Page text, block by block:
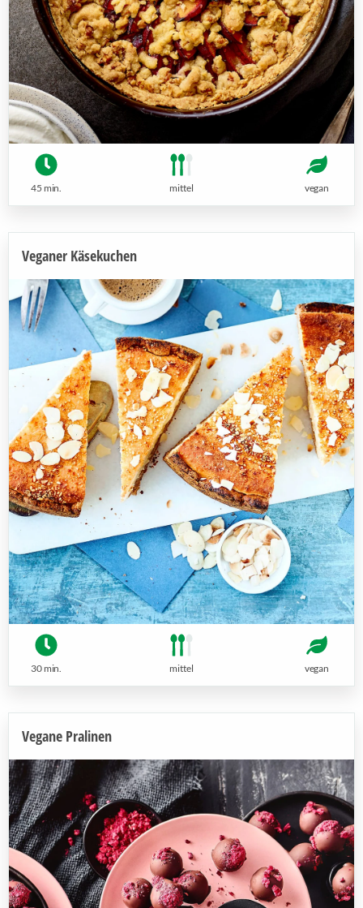
45 min. mittel vegan
Veganer Käsekuchen
30 min. mittel vegan
Vegane Pralinen